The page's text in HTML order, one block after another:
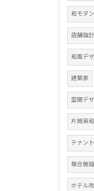
和モダ
店舗設計
和風デ
建築家
空間デ
片岡英
テナン
複合施
ホテル